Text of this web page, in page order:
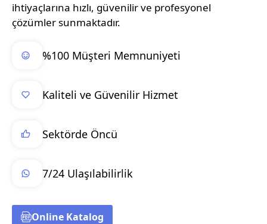
ihtiyaçlarına hızlı, güvenilir ve profesyonel
çözümler sunmaktadır.
%100 Müşteri Memnuniyeti
Kaliteli ve Güvenilir Hizmet
Sektörde Öncü
7/24 Ulaşılabilirlik
Online Katalog